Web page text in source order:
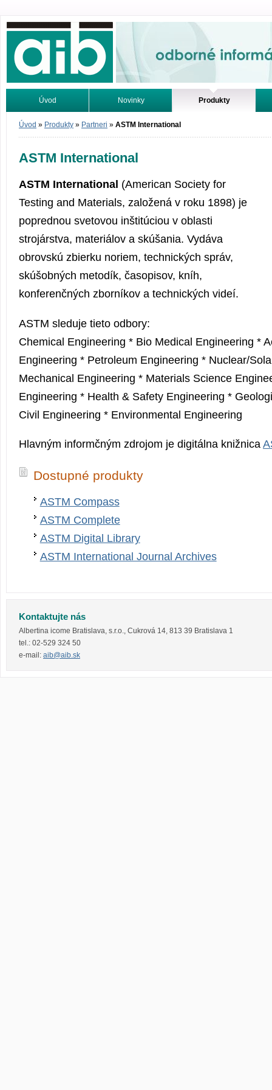
Odborné informácie. Online.
Úvod Novinky Produkty
Vyhľadávanie Tutoriály
Úvod » Produkty » Partneri » ASTM International
ASTM International
ASTM International (American Society for
Testing and Materials, založená v roku 1898) je
poprednou svetovou inštitúciou v oblasti
strojárstva, materiálov a skúšania. Vydáva
obrovskú zbierku noriem, technických správ,
skúšobných metodík, časopisov, kníh,
konferenčných zborníkov a technických videí.
ASTM sleduje tieto odbory:
Chemical Engineering * Bio Medical Engineering *
Engineering * Petroleum Engineering * Nuclear/
Mechanical Engineering * Materials Science
Engineering * Health & Safety Engineering *
Civil Engineering * Environmental Engineering
Hlavným informčným zdrojom je digitálna knižnica
Dostupné produkty
ASTM Compass
ASTM Complete
ASTM Digital Library
ASTM International Journal Archives
Kontaktujte nás
Albertina icome Bratislava, s.r.o., Cukrová 14, 813 39 Bratislava 1
tel.: 02-529 324 50
e-mail: aib@aib.sk